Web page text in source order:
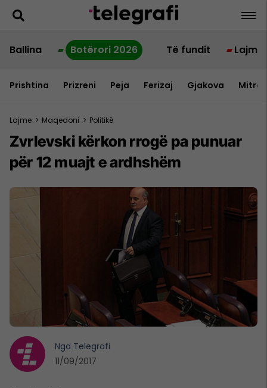
Ballina Botërori 2026 Të fundit Lajme
Prishtina Prizreni Peja Ferizaj Gjakova
Lajme > Maqedoni > Politikë
Zvrlevski kërkon rrogë pa punuar
për 12 muajt e ardhshëm
Nga Telegrafi
11/09/2017